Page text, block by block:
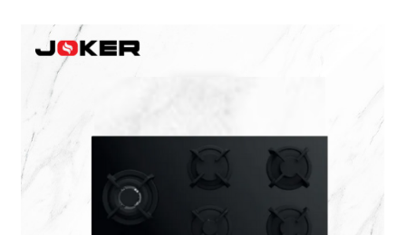
ActionBox
Button
CodeLights Elements